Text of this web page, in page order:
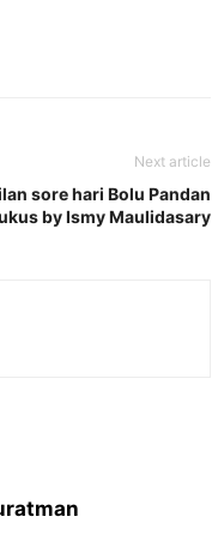
Next article
sore hari Bolu Pandan
by Ismy Maulidasary